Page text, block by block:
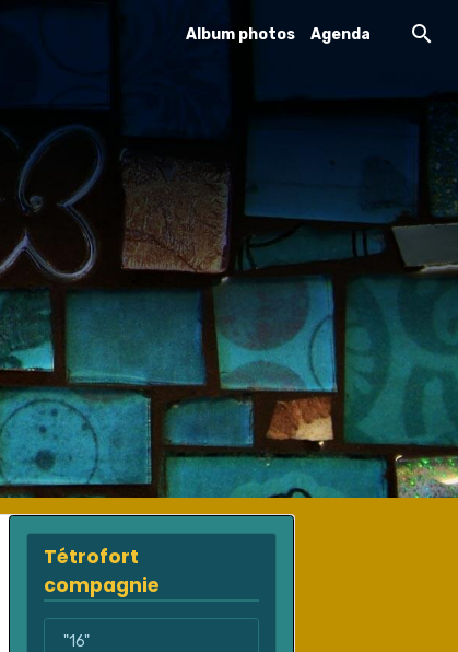
Album photos Agenda
Tétrofort
compagnie
"16"